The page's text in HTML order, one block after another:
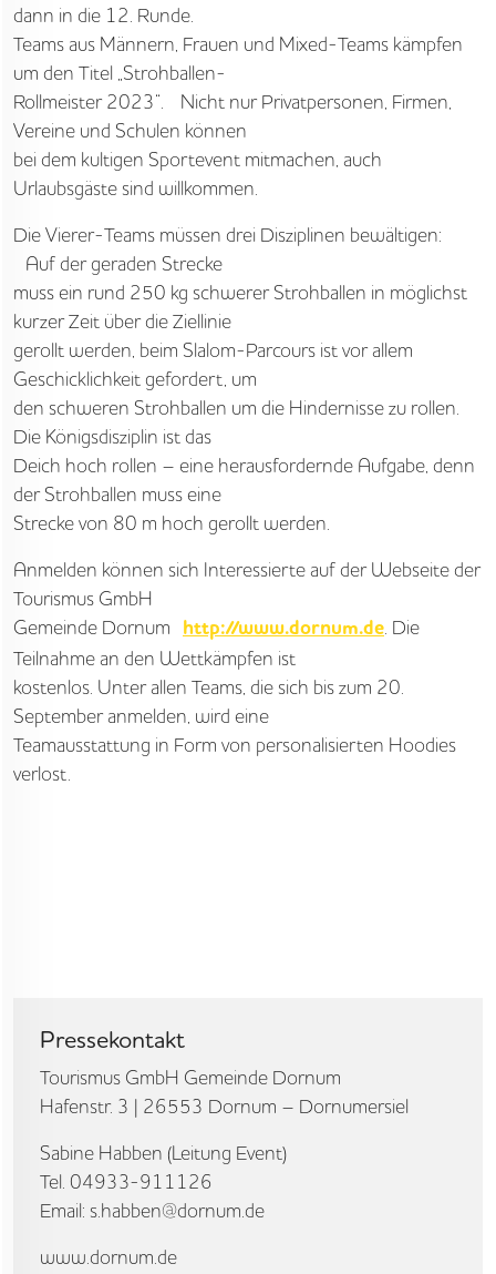
STARTSEITE
UNTERNEHMEN
VORGEHEN
ANGEBOTE
WISSEN
AKTUELLES
MEDIEN
JOBS
NORDSEETOURISMUSTAG
dann in die 12. Runde.
Teams aus Männern, Frauen und Mixed-Teams kämpfen
um den Titel „Strohballen-
Rollmeister 2023“. Nicht nur Privatpersonen, Firmen,
Vereine und Schulen können
bei dem kultigen Sportevent mitmachen, auch
Urlaubsgäste sind willkommen.
Die Vierer-Teams müssen drei Disziplinen bewältigen:
Auf der geraden Strecke
muss ein rund 250 kg schwerer Strohballen in möglichst
kurzer Zeit über die Ziellinie
gerollt werden, beim Slalom-Parcours ist vor allem
Geschicklichkeit gefordert, um
den schweren Strohballen um die Hindernisse zu rollen.
Die Königsdisziplin ist das
Deich hoch rollen – eine herausfordernde Aufgabe, denn
der Strohballen muss eine
Strecke von 80 m hoch gerollt werden.
Anmelden können sich Interessierte auf der Webseite der
Tourismus GmbH
Gemeinde Dornum http://www.dornum.de . Die
Teilnahme an den Wettkämpfen ist
kostenlos. Unter allen Teams, die sich bis zum 20.
September anmelden, wird eine
Teamausstattung in Form von personalisierten Hoodies
verlost.
Pressekontakt
Tourismus GmbH Gemeinde Dornum
Hafenstr. 3 | 26553 Dornum – Dornumersiel
Sabine Habben (Leitung Event)
Tel. 04933-911126
Email: s.habben@dornum.de
www.dornum.de